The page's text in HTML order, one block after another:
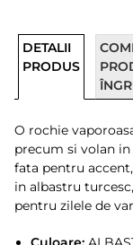
DETALII
PRODUS
O rochie
precum si volan
fata pentru
in albastru
pentru zilele de